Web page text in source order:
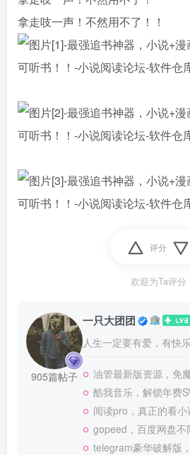
拿走吱一声！不然用不了！！
评分
欢迎为Ta评分
905篇帖子
一只大团团
人生一定要有爱，有快
油管最新版资源，免魔
酷我音乐，解锁年费SVIP
阅读pro，真正的看小说神
gopeed，百度网盘不限速下
telegram豪华破解版